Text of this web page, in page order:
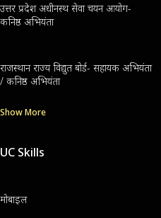
उत्तर प्रदेश अधीनस्थ सेवा चयन आयोग-
कनिष्ठ अभियंता
राजस्थान राज्य विद्युत बोर्ड- सहायक अभियंता
/ कनिष्ठ अभियंता
Show More
UC Skills
मोबाइल